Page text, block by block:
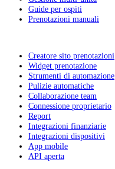
Guide per ospiti
Prenotazioni manuali
Creatore sito prenotazioni
Widget prenotazione
Strumenti di automazione
Pulizie automatiche
Collaborazione team
Connessione proprietario
Report
Integrazioni finanziarie
Integrazioni dispositivi
App mobile
API aperta